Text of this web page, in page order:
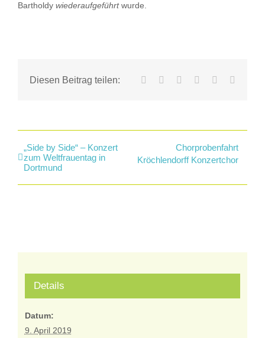
Bartholdy wiederaufgeführtwurde.
Diesen Beitrag teilen: Facebook LinkedInWhatsApp
Tumblr
„Side by Side“ – Konzert
zum Weltfrauentag in
Dortmund
Chorprobenfahrt
Kröchlendorff Konzertchor
Details
Datum:
9. April 2019